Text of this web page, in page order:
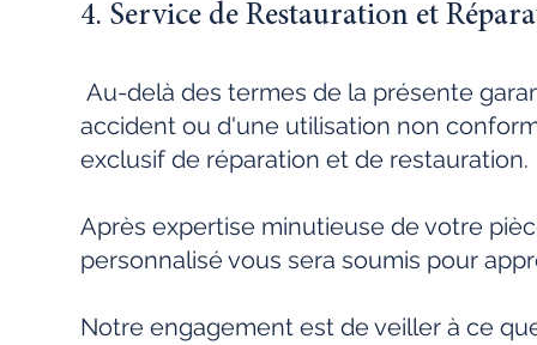
4. Service de Restauration et
Au-delà des termes de la présente
accident ou d'une utilisation non
exclusif de réparation et de restauration.
Après expertise minutieuse de votre
personnalisé vous sera soumis pour
Notre engagement est de veiller à ce